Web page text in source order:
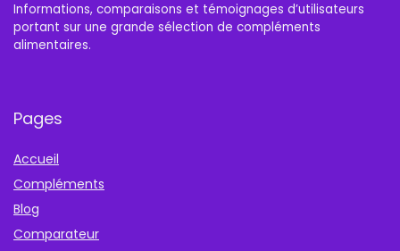
Informations, comparaisons et témoignages d’utilisateurs
portant sur une grande sélection de compléments
alimentaires.
Pages
Accueil
Compléments
Blog
Comparateur